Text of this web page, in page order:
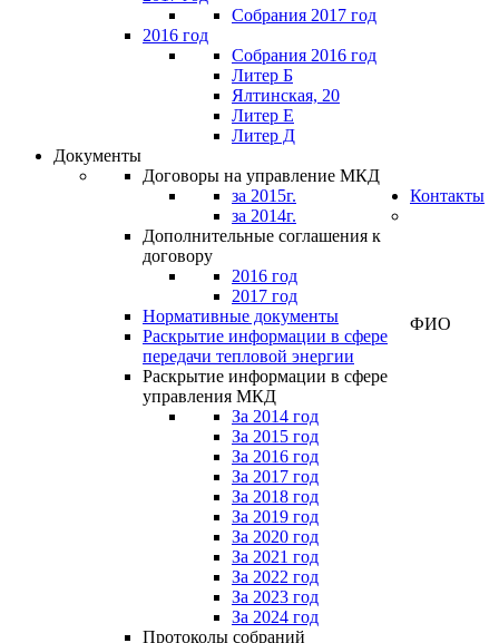
Собрания 2017 год
2016 год
Собрания 2016 год
Литер Б
Ялтинская, 20
Литер Е
Литер Д
Документы
Договоры на управление МКД
за 2015г.
за 2014г.
Дополнительные соглашения к
договору
2016 год
2017 год
Нормативные документы
Раскрытие информации в сфере
передачи тепловой энергии
Раскрытие информации в сфере
управления МКД
За 2014 год
За 2015 год
За 2016 год
За 2017 год
За 2018 год
За 2019 год
За 2020 год
За 2021 год
За 2022 год
За 2023 год
За 2024 год
Протоколы собраний
Контакты
ФИО